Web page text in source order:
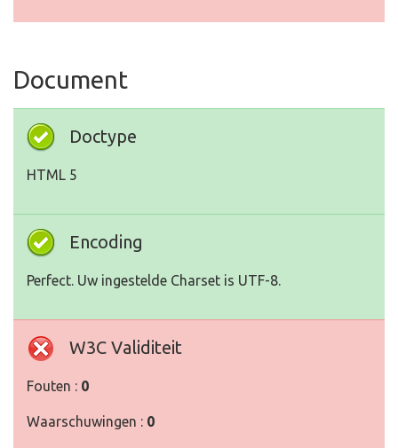
Document
Doctype
HTML 5
Encoding
Perfect. Uw ingestelde Charset is UTF-8.
W3C Validiteit
Fouten : 0
Waarschuwingen : 0